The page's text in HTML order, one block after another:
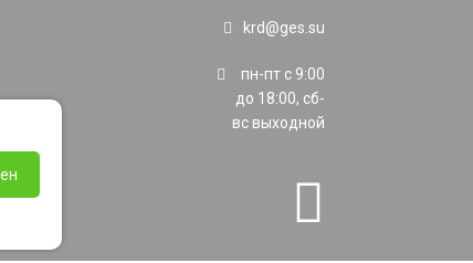
krd@ges.su
пн-пт с 9:00
до 18:00, сб-
вс выходной